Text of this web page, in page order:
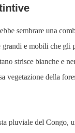
sembrare una
grandi e mobili che gli
strisce bianche e
vegetazione della
pluviale del Congo,